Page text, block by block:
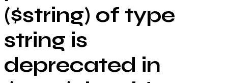
($string) of type
string is
deprecated in